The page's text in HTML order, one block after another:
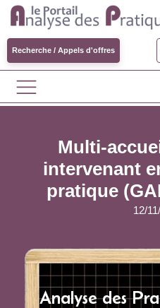
Recherche / Appels d'offres
Multi-
intervenant
pratique
12/
Analyse des